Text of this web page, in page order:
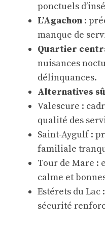
ponctuels
L’Agachon :
manque de
Quartier
nuisances
délinquances.
Alternatives
Valescure :
qualité des
Saint-Aygulf :
familiale
Tour de Mare :
calme et
Estérets du
sécurité